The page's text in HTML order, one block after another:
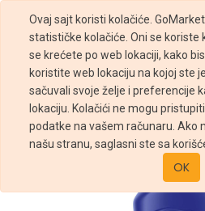
Ovaj sajt koristi kolačiće.
statističke kolačiće. Oni se koriste
se krećete po web lokaciji, kako
koristite web lokaciju na kojoj ste
sačuvali svoje želje i preferencije
lokaciju. Kolačići ne mogu
podatke na vašem računaru. Ako
našu stranu, saglasni ste sa
OK
Prodavnica Coccolino